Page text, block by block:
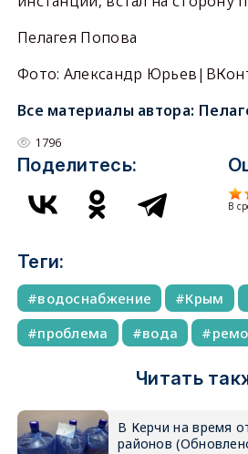
Пелагея Попова
Фото: Александр
Все материалы автора:
1796
Поделитесь:
В
Теги:
водоснабжение Крым
проблема
вода
Читать
В Керчи на время
районов